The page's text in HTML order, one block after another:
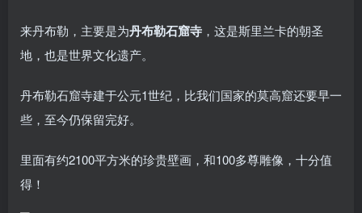
来丹布勒，主要是为丹布勒石窟寺 ，这是斯里兰卡的朝圣
地，也是世界文化遗产。
丹布勒石窟寺建于公元1世纪，比我们国家的莫高窟还要早一
些，至今仍保留完好。
里面有约2100平方米的珍贵壁画，和100多尊雕像，十分值
得！